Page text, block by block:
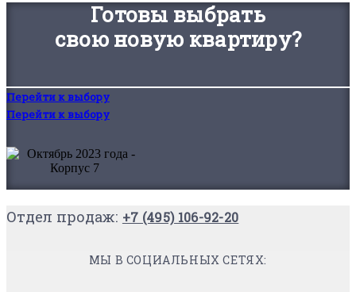
Готовы выбрать
свою новую квартиру?
Перейти к выбору
Перейти к выбору
Отдел продаж: +7 (495) 106-92-20
МЫ В СОЦИАЛЬНЫХ СЕТЯХ: